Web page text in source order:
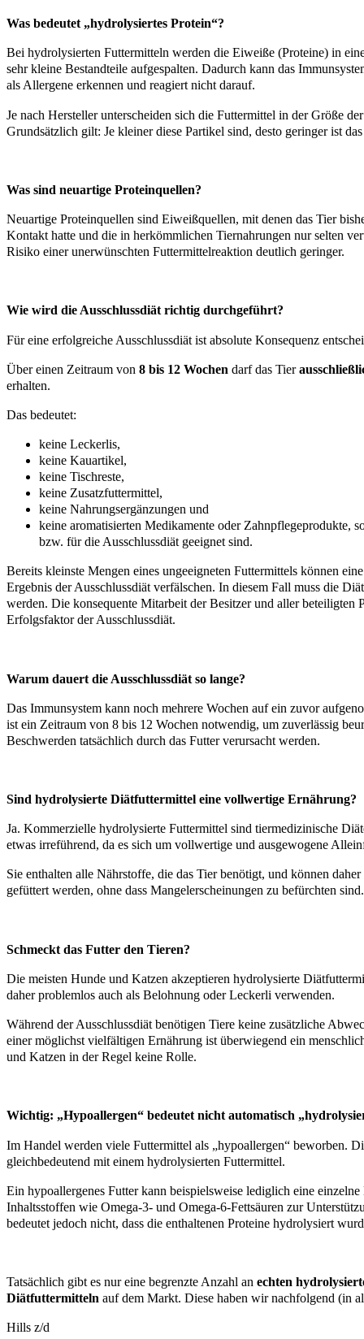
Was bedeutet „hydrolysiertes Protein“?
Bei hydrolysierten Futtermitteln werden die Eiweiße (Proteine) in
sehr kleine Bestandteile aufgespalten. Dadurch kann das
als Allergene erkennen und reagiert nicht darauf.
Je nach Hersteller unterscheiden sich die Futtermittel in der Größe
Grundsätzlich gilt: Je kleiner diese Partikel sind, desto geringer ist
Was sind neuartige Proteinquellen?
Neuartige Proteinquellen sind Eiweißquellen, mit denen das Tier
Kontakt hatte und die in herkömmlichen Tiernahrungen nur selten
Risiko einer unerwünschten Futtermittelreaktion deutlich geringer.
Wie wird die Ausschlussdiät richtig durchgeführt?
Für eine erfolgreiche Ausschlussdiät ist absolute Konsequenz
Über einen Zeitraum von 8 bis 12 Wochen darf das Tier
erhalten.
Das bedeutet:
keine Leckerlis,
keine Kauartikel,
keine Tischreste,
keine Zusatzfuttermittel,
keine Nahrungsergänzungen und
keine aromatisierten Medikamente oder Zahnpflegeprodukte,
bzw. für die Ausschlussdiät geeignet sind.
Bereits kleinste Mengen eines ungeeigneten Futtermittels können
Ergebnis der Ausschlussdiät verfälschen. In diesem Fall muss die
werden. Die konsequente Mitarbeit der Besitzer und aller beteiligten
Erfolgsfaktor der Ausschlussdiät.
Warum dauert die Ausschlussdiät so lange?
Das Immunsystem kann noch mehrere Wochen auf ein zuvor
ist ein Zeitraum von 8 bis 12 Wochen notwendig, um zuverlässig
Beschwerden tatsächlich durch das Futter verursacht werden.
Sind hydrolysierte Diätfuttermittel eine vollwertige Ernährung?
Ja. Kommerzielle hydrolysierte Futtermittel sind tiermedizinische
etwas irreführend, da es sich um vollwertige und ausgewogene
Sie enthalten alle Nährstoffe, die das Tier benötigt, und können
gefüttert werden, ohne dass Mangelerscheinungen zu befürchten sind.
Schmeckt das Futter den Tieren?
Die meisten Hunde und Katzen akzeptieren hydrolysierte
daher problemlos auch als Belohnung oder Leckerli verwenden.
Während der Ausschlussdiät benötigen Tiere keine zusätzliche
einer möglichst vielfältigen Ernährung ist überwiegend ein
und Katzen in der Regel keine Rolle.
Wichtig: „Hypoallergen“ bedeutet nicht automatisch
Im Handel werden viele Futtermittel als „hypoallergen“ beworben.
gleichbedeutend mit einem hydrolysierten Futtermittel.
Ein hypoallergenes Futter kann beispielsweise lediglich eine
Inhaltsstoffen wie Omega-3- und Omega-6-Fettsäuren zur
bedeutet jedoch nicht, dass die enthaltenen Proteine hydrolysiert
Tatsächlich gibt es nur eine begrenzte Anzahl an echten
Diätfuttermitteln auf dem Markt. Diese haben wir nachfolgend (in
Hills z/d